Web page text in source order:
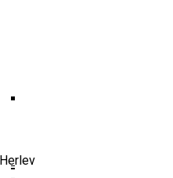
Bakken Bears Jagter
Finland – Danmark
Knudsen Efter Sejr Mod
“Det Er En
Europe Cup
odds